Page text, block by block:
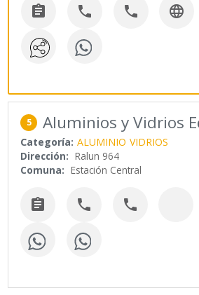
   
5 Aluminios y Vidrios
Categoría: ALUMINIO VIDRIOS
Dirección: Ralun 964
Comuna: Estación Central
  